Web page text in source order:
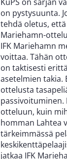
on pystysuunta.
tehdä oletus, että
Mariehamn-
IFK Mariehamn
voittaa. Tähän
on taktisesti
asetelmien takia.
ottelusta
passivoituminen.
otteluun, kuin
homman Lahtea
tärkeimmässä
jatkaa IFK